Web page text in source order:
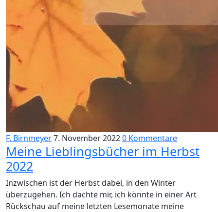
F. Birnmeyer7. November 20220 Kommentare
Meine Lieblingsbücher im Herbst
2022
Inzwischen ist der Herbst dabei, in den Winter
überzugehen. Ich dachte mir, ich könnte in einer Art
Rückschau auf meine letzten Lesemonate meine